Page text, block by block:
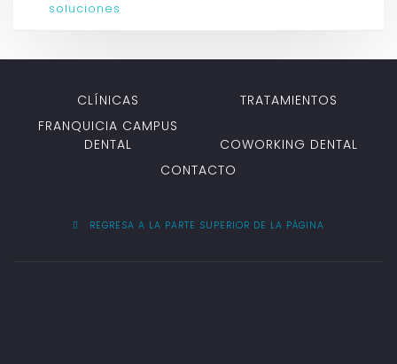
soluciones
CLÍNICAS
TRATAMIENTOS
FRANQUICIA CAMPUS
DENTAL
COWORKING DENTAL
CONTACTO
REGRESA A LA PARTE SUPERIOR DE LA PÁGINA